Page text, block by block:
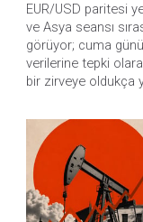
EUR/USD paritesi
ve Asya seansı
görüyor; cuma günü
verilerine tepki
bir zirveye oldukça